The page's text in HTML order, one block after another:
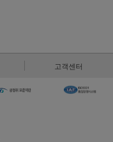
고객센터